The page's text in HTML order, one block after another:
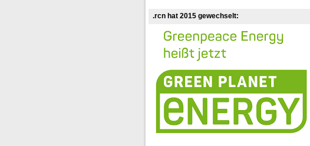
.rcn hat 2015 gewechselt: